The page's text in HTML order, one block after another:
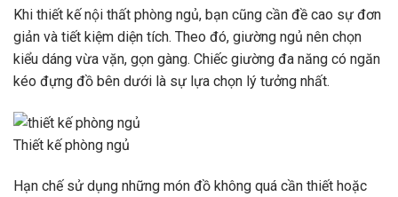
Khi thiết kế nội thất phòng ngủ, bạn cũng cần đề cao sự đơn
giản và tiết kiệm diện tích. Theo đó, giường ngủ nên chọn
kiểu dáng vừa vặn, gọn gàng. Chiếc giường đa năng có ngăn
kéo đựng đồ bên dưới là sự lựa chọn lý tưởng nhất.
Thiết kế phòng ngủ
Hạn chế sử dụng những món đồ không quá cần thiết hoặc